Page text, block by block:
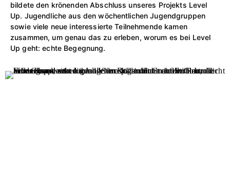
bildete den krönenden Abschluss unseres Projekts Level
Up. Jugendliche aus den wöchentlichen Jugendgruppen
sowie viele neue interessierte Teilnehmende kamen
zusammen, um genau das zu erleben, worum es bei Level
Up geht: echte Begegnung.